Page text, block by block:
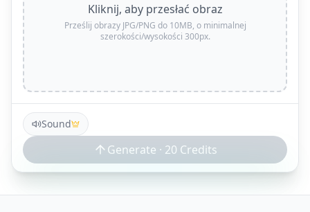
Kliknij, aby przesłać obraz
Prześlij obrazy JPG/PNG do 10MB, o minimalnej
szerokości/wysokości 300px.
Sound
Generate · 20 Credits